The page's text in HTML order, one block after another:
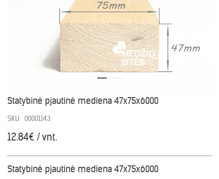
Statybinė pjautinė mediena 47x75x6000
SKU: 00001143
12.84€ / vnt.
Statybinė pjautinė mediena 47x75x6000